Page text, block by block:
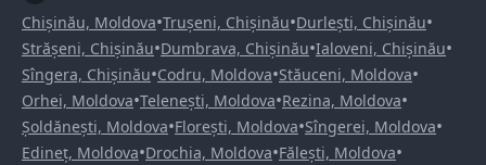
Chișinău, Moldova•Trușeni, Chișinău•Durlești, Chișinău•
Strășeni, Chișinău•Dumbrava, Chișinău•Ialoveni, Chișinău•
Sîngera, Chișinău•Codru, Moldova•Stăuceni, Moldova•
Orhei, Moldova•Telenești, Moldova•Rezina, Moldova•
Șoldănești, Moldova•Florești, Moldova•Sîngerei, Moldova•
Edineț, Moldova•Drochia, Moldova•Fălești, Moldova•